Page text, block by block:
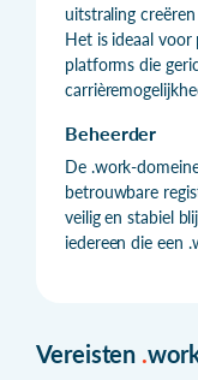
uitstraling
Het is ideaal voor
platforms die
Beheerder
De .work-
betrouwbare
veilig en stabiel
iedereen die een
Vereisten .